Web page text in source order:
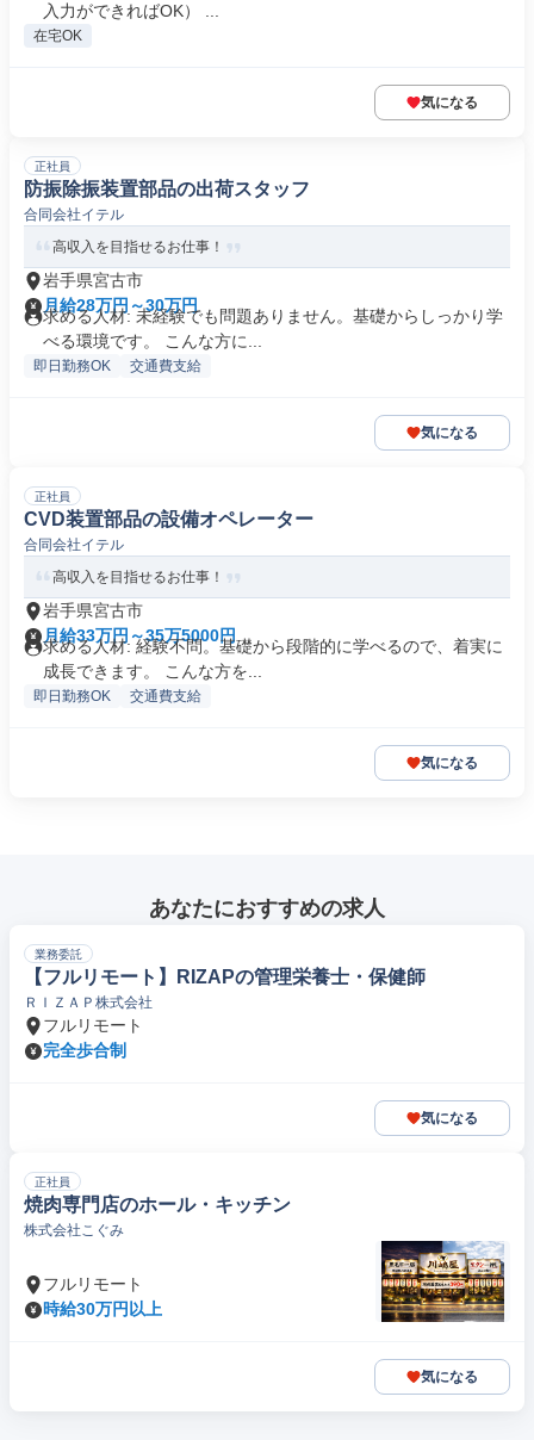
入力ができればOK） ...
在宅OK
気になる
正社員
防振除振装置部品の出荷スタッフ
合同会社イテル
高収入を目指せるお仕事！
岩手県宮古市
月給28万円～30万円
求める人材: 未経験でも問題ありません。基礎からしっかり学
べる環境です。 こんな方に...
即日勤務OK 交通費支給
気になる
正社員
CVD装置部品の設備オペレーター
合同会社イテル
高収入を目指せるお仕事！
岩手県宮古市
月給33万円～35万5000円
求める人材: 経験不問。基礎から段階的に学べるので、着実に
成長できます。 こんな方を...
即日勤務OK 交通費支給
気になる
あなたにおすすめの求人
業務委託
【フルリモート】RIZAPの管理栄養士・保健師
ＲＩＺＡＰ株式会社
フルリモート
完全歩合制
気になる
正社員
焼肉専門店のホール・キッチン
株式会社こぐみ
フルリモート
時給30万円以上
気になる